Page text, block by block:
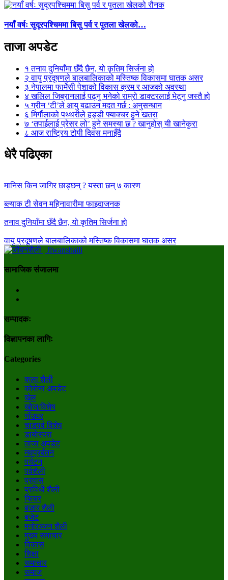
नयाँ वर्षः सुदूरपश्चिममा बिसु पर्व र पुतला खेलको…
ताजा अपडेट
१ तनाव दुनियाँमा छँदै छैन, यो कृतिम सिर्जना हो
२ वायु प्रदूषणले बालबालिकाको मस्तिष्क विकासमा घातक असर
३ नेपालमा फार्मेसी पेशाको विकास क्रम र आजको अवस्था
४ खलिल जिब्रानलाई पढ्नु भनेको राम्रो डाक्टरलाई भेट्नु जस्तै हो
५ग्रीन ‘टी’ले आयु बढाउन मदत गर्छ : अनुसन्धान
६ मिर्गौलाको पथ्थरीले हड्डी फ्याक्चर हुने खतरा
७ ‘तपाईलाई प्रेसर लो’ हुने समस्या छ ? खानुहोस् यी खानेकुरा
८ आज राष्ट्रिय टोपी दिवस मनाइँदै
धेरै पढिएका
मानिस किन जागिर छाड्छन् ? यस्ता छन् ७ कारण
ब्ल्याक टी सेवन महिनावारीमा फाइदाजनक
तनाव दुनियाँमा छँदै छैन, यो कृतिम सिर्जना हो
वायु प्रदूषणले बालबालिकाको मस्तिष्क विकासमा घातक असर
सामाजिक संजालमा
सम्पादकः
विज्ञापनका लागिः
Categories
कला शैली
कोरोना अपडेट
खेल
खोज/विशेष
गाँउघर
चाडपर्व विशेष
डायाेस्परा
ताजा अपडेट
नवप्रर्बतन
पर्यटन
पर्वशैली
प्रवास
प्रविधी शैली
फिचर
बजार शैली
बजेट
मनाेरञ्जन शैली
मुख्य समाचार
विकास
शिक्षा
समाचार
समाज